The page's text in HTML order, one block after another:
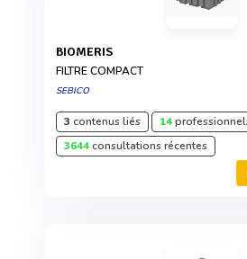
BIOMERIS
FILTRE COMPACT
SEBICO
3 contenus liés 14
3644consultations récentes